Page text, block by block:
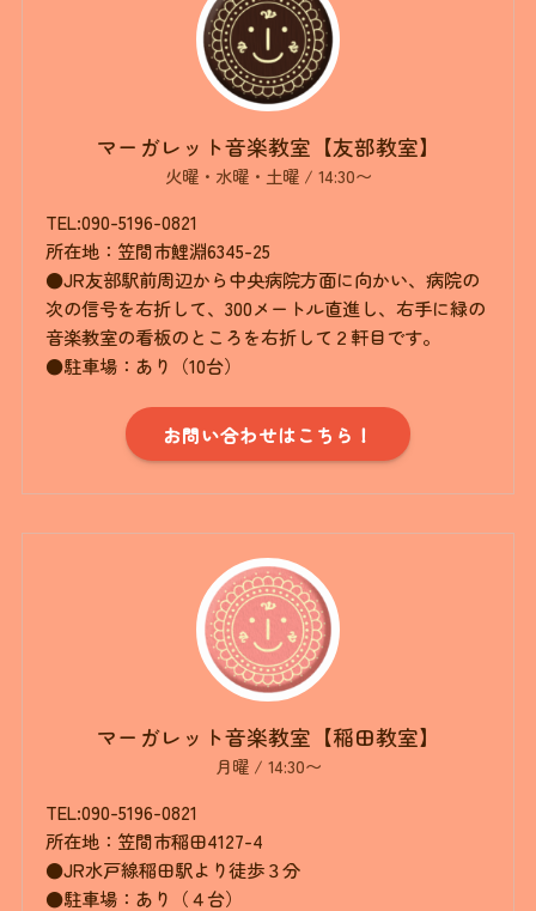
マーガレット音楽教室【友部教室】
火曜・水曜・土曜 / 14:30〜
TEL:090-5196-0821
所在地：笠間市鯉淵6345-25
●JR友部駅前周辺から中央病院方面に向かい、病院の
次の信号を右折して、300メートル直進し、右手に緑の
音楽教室の看板のところを右折して２軒目です。
●駐車場：あり（10台）
お問い合わせはこちら！
マーガレット音楽教室【稲田教室】
月曜 / 14:30〜
TEL:090-5196-0821
所在地：笠間市稲田4127-4
●JR水戸線稲田駅より徒歩３分
●駐車場：あり（４台）